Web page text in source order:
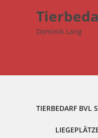
Dominik Lang
TIERBEDARF BVL